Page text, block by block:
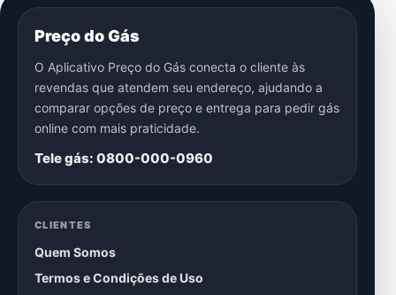
Preço do Gás
O Aplicativo Preço do Gás conecta o cliente às
revendas que atendem seu endereço, ajudando a
comparar opções de preço e entrega para pedir gás
online com mais praticidade.
Tele gás: 0800-000-0960
CLIENTES
Quem Somos
Termos e Condições de Uso